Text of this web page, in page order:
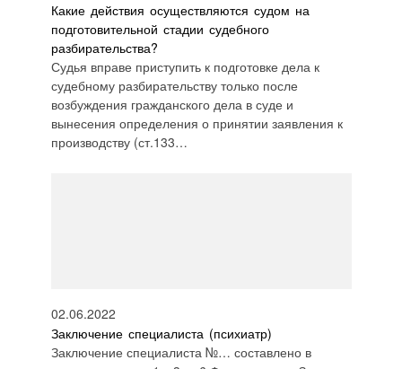
Какие действия осуществляются судом на
подготовительной стадии судебного
разбирательства?
Судья вправе приступить к подготовке дела к
судебному разбирательству только после
возбуждения гражданского дела в суде и
вынесения определения о принятии заявления к
производству (ст.133…
02.06.2022
Заключение специалиста (психиатр)
Заключение специалиста №… составлено в